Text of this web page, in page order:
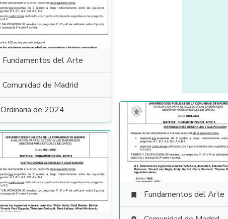
Fundamentos del Arte
Comunidad de Madrid
Ordinaria de 2024
 Fundamentos del Arte